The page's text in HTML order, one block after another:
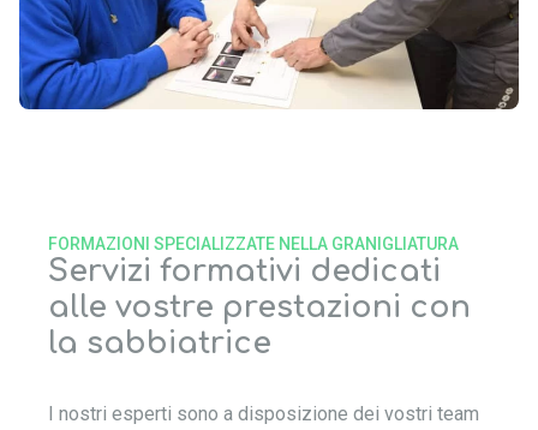
Servizi formativi dedicati
alle vostre prestazioni con
la sabbiatrice
FORMAZIONI SPECIALIZZATE NELLA GRANIGLIATURA
I nostri esperti sono a disposizione dei vostri team